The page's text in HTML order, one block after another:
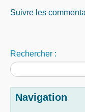
Suivre les
Rechercher :
Navigation